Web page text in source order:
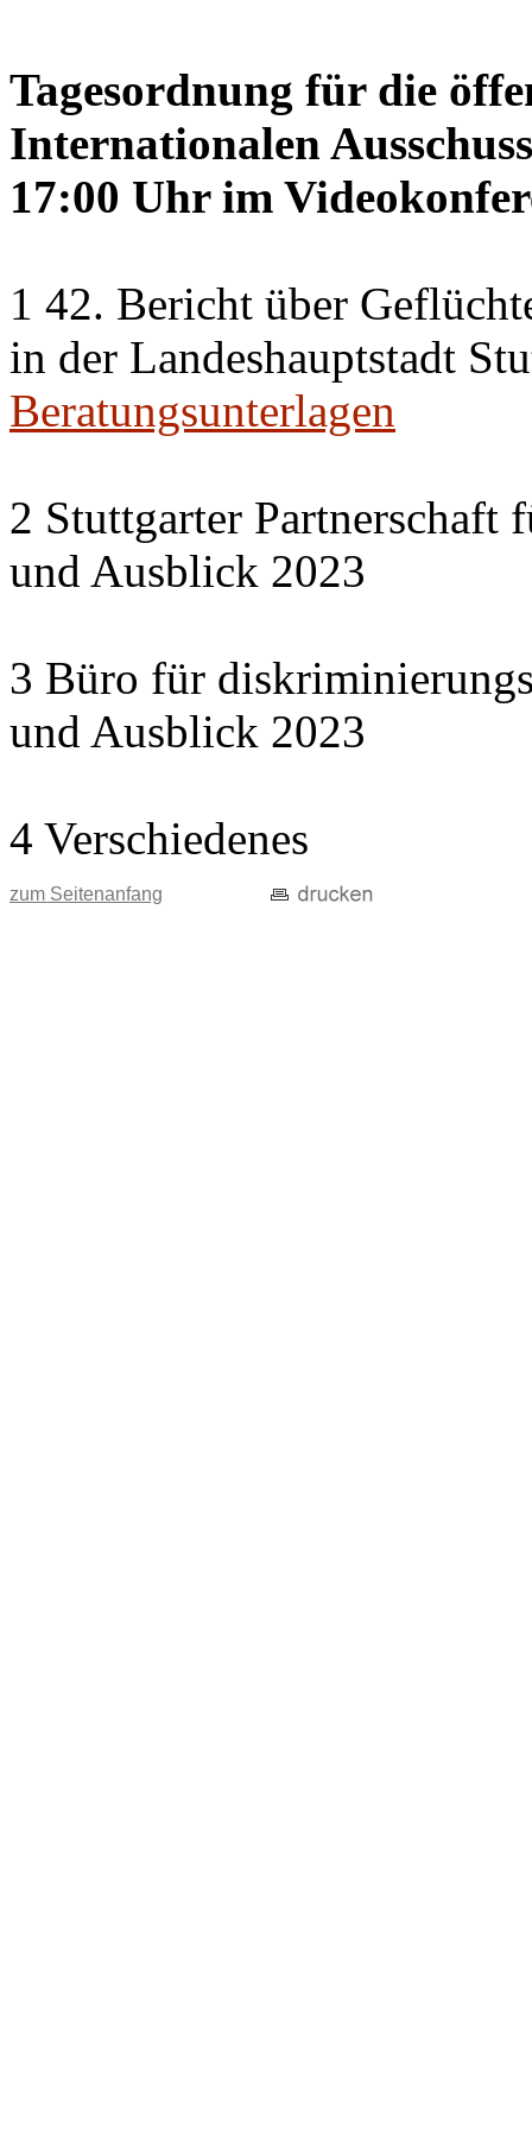
Tagesordnung für die
Internationalen
17:00 Uhr im
1 42. Bericht über
in der Landeshauptstadt
Beratungsunterlagen
2 Stuttgarter Partnerschaft
und Ausblick 2023
3 Büro für
und Ausblick 2023
4 Verschiedenes
zum Seitenanfang